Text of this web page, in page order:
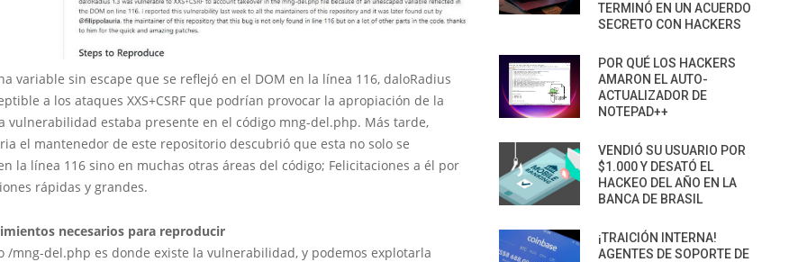
variable sin escape que se reflejó en el DOM en la línea 116, daloRadius
a los ataques XXS+CSRF que podrían provocar la apropiación de la
vulnerabilidad estaba presente en el código mng-del.php. Más tarde,
el mantenedor de este repositorio descubrió que esta no solo se
la línea 116 sino en muchas otras áreas del código; Felicitaciones a él por
rápidas y grandes.
necesarios para reproducir
/mng-del.php es donde existe la vulnerabilidad, y podemos explotarla
TERMINÓ EN UN ACUERDO
SECRETO CON HACKERS
POR QUÉ LOS HACKERS
AMARON EL AUTO-
ACTUALIZADOR DE
NOTEPAD++
VENDIÓ SU USUARIO POR
$1.000 Y DESATÓ EL
HACKEO DEL AÑO EN LA
BANCA DE BRASIL
¡TRAICIÓN INTERNA!
AGENTES DE SOPORTE DE